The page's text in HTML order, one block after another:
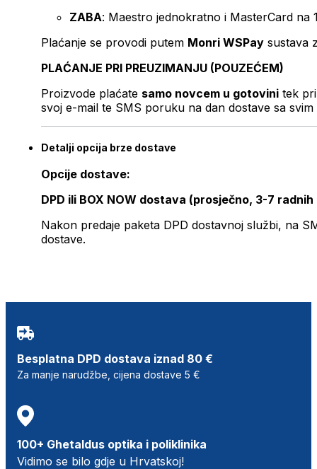
ZABA: Maestro jednokratno i MasterCard na
Plaćanje se provodi putem Monri WSPay sustava
PLAĆANJE PRI PREUZIMANJU (POUZEĆEM)
Proizvode plaćate samo novcem u gotovini tek
svoj e-mail te SMS poruku na dan dostave sa svim
Detalji opcija brze dostave
Opcije dostave:
DPD ili BOX NOW dostava (prosječno, 3-7 radnih
Nakon predaje paketa DPD dostavnoj službi, na
dostave.
Besplatna DPD dostava iznad 80 €
Za manje narudžbe, cijena dostave 5 €
100+ Ghetaldus optika i poliklinika
Vidimo se bilo gdje u Hrvatskoj!